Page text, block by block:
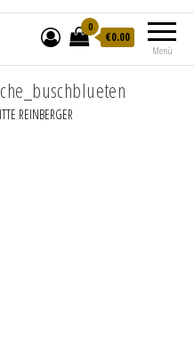
Menü
0
€0.00
REINBERGER